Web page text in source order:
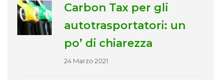
Carbon Tax per gli
autotrasportatori: un
po’ di chiarezza
24 Marzo 2021